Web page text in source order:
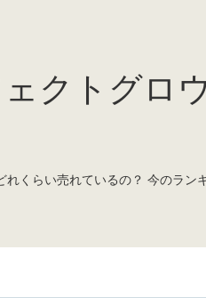
クトグロ
くらい売れているの？ 今のラ